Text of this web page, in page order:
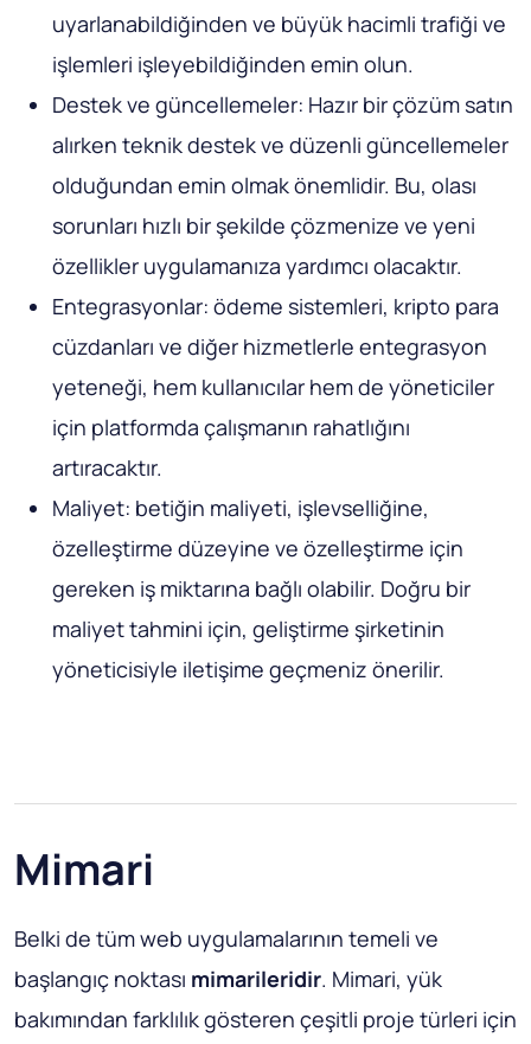
uyarlanabildiğinden ve büyük hacimli trafiği ve
işlemleri işleyebildiğinden emin olun.
Destek ve güncellemeler: Hazır bir çözüm satın
alırken teknik destek ve düzenli güncellemeler
olduğundan emin olmak önemlidir. Bu, olası
sorunları hızlı bir şekilde çözmenize ve yeni
özellikler uygulamanıza yardımcı olacaktır.
Entegrasyonlar: ödeme sistemleri, kripto para
cüzdanları ve diğer hizmetlerle entegrasyon
yeteneği, hem kullanıcılar hem de yöneticiler
için platformda çalışmanın rahatlığını
artıracaktır.
Maliyet: betiğin maliyeti, işlevselliğine,
özelleştirme düzeyine ve özelleştirme için
gereken iş miktarına bağlı olabilir. Doğru bir
maliyet tahmini için, geliştirme şirketinin
yöneticisiyle iletişime geçmeniz önerilir.
Mimari
Belki de tüm web uygulamalarının temeli ve
başlangıç ​​noktası mimarileridir. Mimari, yük
bakımından farklılık gösteren çeşitli proje türleri için